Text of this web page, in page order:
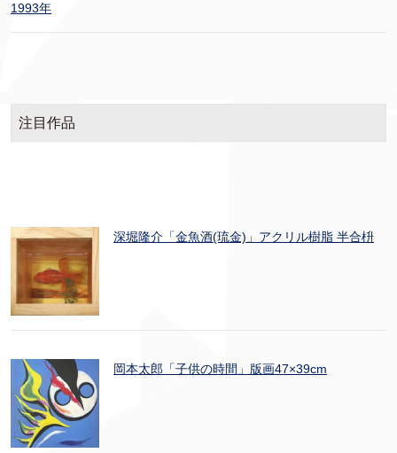
1993年
注目作品
深堀隆介「金魚酒(琉金)」アクリル樹脂 半合枡
岡本太郎「子供の時間」版画47×39cm